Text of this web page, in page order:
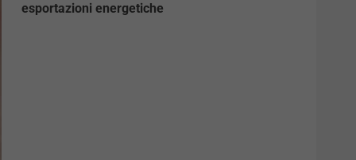
esportazioni energetiche